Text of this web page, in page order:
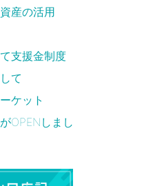
産の活用
支援金制度
て
ケット
OPENしまし